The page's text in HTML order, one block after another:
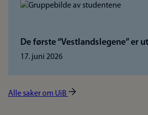
De første “Vestlandslegene” er
17. juni 2026
Alle saker om UiB